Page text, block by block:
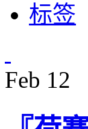
标签
Feb 12